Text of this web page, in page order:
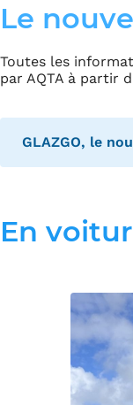
Le
Toutes les
par AQTA à partir
GLAZGO, le
– Ouverture
En